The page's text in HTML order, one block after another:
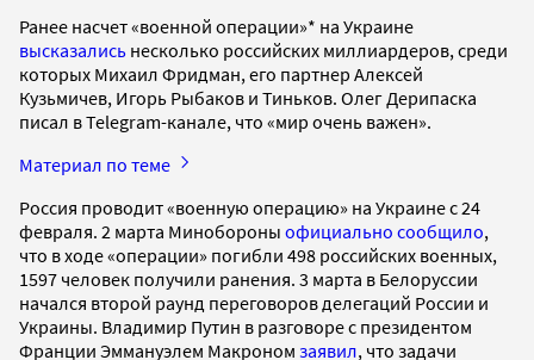
Ранее насчет «военной операции»* на Украине
высказались несколько российских миллиардеров, среди
которых Михаил Фридман, его партнер Алексей
Кузьмичев, Игорь Рыбаков и Тиньков. Олег Дерипаска
писал в Telegram-канале, что «мир очень важен».
Материал по теме
Россия проводит «военную операцию» на Украине с 24
февраля. 2 марта Минобороны официально сообщило,
что в ходе «операции» погибли 498 российских военных,
1597 человек получили ранения. 3 марта в Белоруссии
начался второй раунд переговоров делегаций России и
Украины. Владимир Путин в разговоре с президентом
Франции Эммануэлем Макроном заявил, что задачи